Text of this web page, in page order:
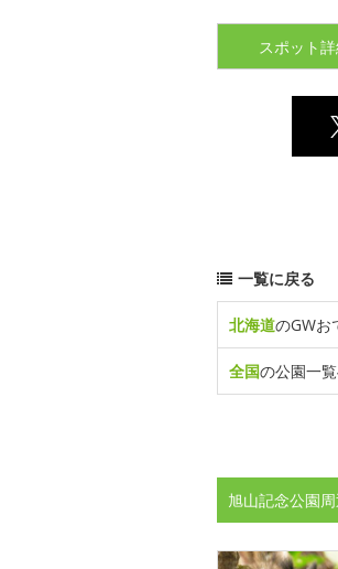
スポット
一覧に戻る
北海道のGWお
全国の公園一
旭山記念公園